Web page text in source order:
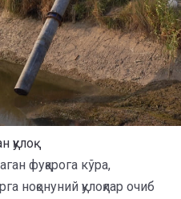
фуқарога кўра,
ноқонуний қулоқлар очиб